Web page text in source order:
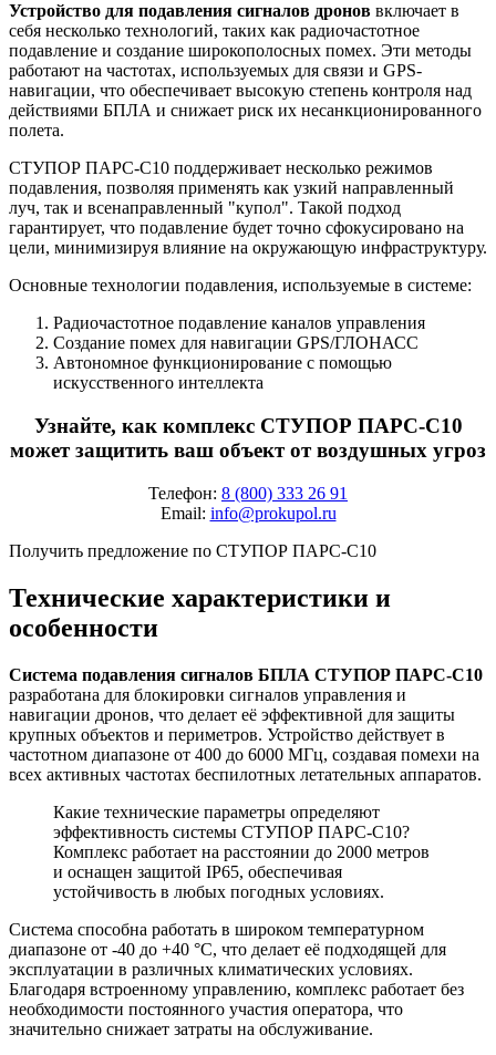
Устройство для подавления сигналов дронов включает в
себя несколько технологий, таких как радиочастотное
подавление и создание широкополосных помех. Эти методы
работают на частотах, используемых для связи и GPS-
навигации, что обеспечивает высокую степень контроля над
действиями БПЛА и снижает риск их несанкционированного
полета.
СТУПОР ПАРС-С10 поддерживает несколько режимов
подавления, позволяя применять как узкий направленный
луч, так и всенаправленный "купол". Такой подход
гарантирует, что подавление будет точно сфокусировано на
цели, минимизируя влияние на окружающую инфраструктуру.
Основные технологии подавления, используемые в системе:
Радиочастотное подавление каналов управления
Создание помех для навигации GPS/ГЛОНАСС
Автономное функционирование с помощью
искусственного интеллекта
Узнайте, как комплекс СТУПОР ПАРС-С10
может защитить ваш объект от воздушных угроз
Телефон: 8 (800) 333 26 91
Email: info@prokupol.ru
Получить предложение по СТУПОР ПАРС-С10
Технические характеристики и
особенности
Система подавления сигналов БПЛА СТУПОР ПАРС-С10
разработана для блокировки сигналов управления и
навигации дронов, что делает её эффективной для защиты
крупных объектов и периметров. Устройство действует в
частотном диапазоне от 400 до 6000 МГц, создавая помехи на
всех активных частотах беспилотных летательных аппаратов.
Какие технические параметры определяют
эффективность системы СТУПОР ПАРС-С10?
Комплекс работает на расстоянии до 2000 метров
и оснащен защитой IP65, обеспечивая
устойчивость в любых погодных условиях.
Система способна работать в широком температурном
диапазоне от -40 до +40 °C, что делает её подходящей для
эксплуатации в различных климатических условиях.
Благодаря встроенному управлению, комплекс работает без
необходимости постоянного участия оператора, что
значительно снижает затраты на обслуживание.